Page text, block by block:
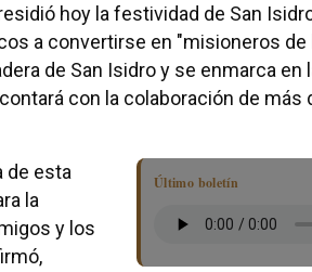
hoy la festividad de San
a convertirse en "misioneros de
de San Isidro y se enmarca en
con la colaboración de más
Último boletín
de esta
la
y los